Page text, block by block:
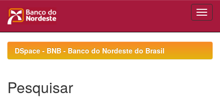
navigationDSpace - BNB - Banco do Nordeste do Brasil
Pesquisar